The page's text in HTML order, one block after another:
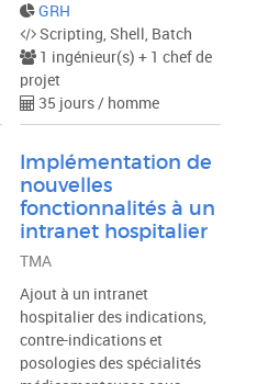
GRH
Scripting, Shell, Batch
1 ingénieur(s) + 1 chef de
projet
35 jours / homme
Implémentation de
nouvelles
fonctionnalités à un
intranet hospitalier
TMA
Ajout à un intranet
hospitalier des indications,
contre-indications et
posologies des spécialités